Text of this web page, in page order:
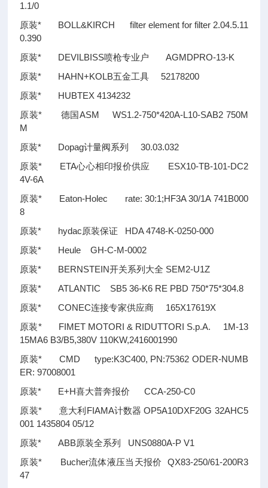
1.1/0
原装* BOLL&KIRCH filter element for filter 2.04.5.11
0.390
原装* DEVILBISS喷枪专业户 AGMDPRO-13-K
原装* HAHN+KOLB五金工具 52178200
原装* HUBTEX 4134232
原装* 德国ASM WS1.2-750*420A-L10-SAB2 750M
M
原装* Dopag计量阀系列 30.03.032
原装* ETA心心相印报价供应 ESX10-TB-101-DC2
4V-6A
原装* Eaton-Holec rate: 30:1;HF3A 30/1A 741B000
8
原装* hydac原装保证 HDA 4748-K-0250-000
原装* Heule GH-C-M-0002
原装* BERNSTEIN开关系列大全 SEM2-U1Z
原装* ATLANTIC SB5 36-K6 RE PBD 750*75*304.8
原装* CONEC连接专家供应商 165X17619X
原装* FIMET MOTORI & RIDUTTORI S.p.A. 1M-13
15MA6 B3/B5,380V 110KW,2416001990
原装* CMD type:K3C400, PN:75362 ODER-NUMB
ER: 97008001
原装* E+H喜大普奔报价 CCA-250-C0
原装* 意大利FIAMA计数器 OP5A10DXF20G 32AHC5
001 1435804 05/12
原装* ABB原装全系列 UNS0880A-P V1
原装* Bucher流体液压当天报价 QX83-250/61-200R3
47